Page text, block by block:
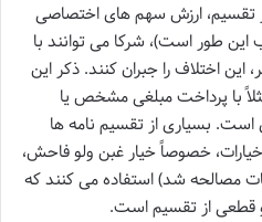
تقسیم، ارزش سهم های اختصاصی
این طور است)، شرکا می توانند با
این اختلاف را جبران کنند. ذکر این
با پرداخت مبلغی مشخص یا
بسیاری از تقسیم نامه ها
خصوصاً خیار غبن ولو فاحش،
(مثلاً 75 گرم نبات مصالحه شد) استفاده می کنند که
قطعی از تقسیم است.